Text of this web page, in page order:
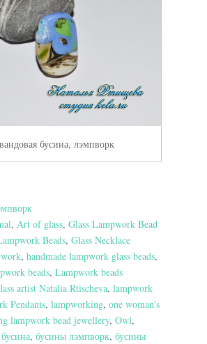
бусина, лэмпворк
, Art of glass, Glass Lampwork Bead
Beads, Glass Necklace
, handmade lampwork glass beads,
beads, Lampwork beads
artist Natalia Rtischeva, lampwork
Pendants, lampworking, one woman's
lampwork bead jewellery, Owl,
бусина, бусины лэмпворк, бусины